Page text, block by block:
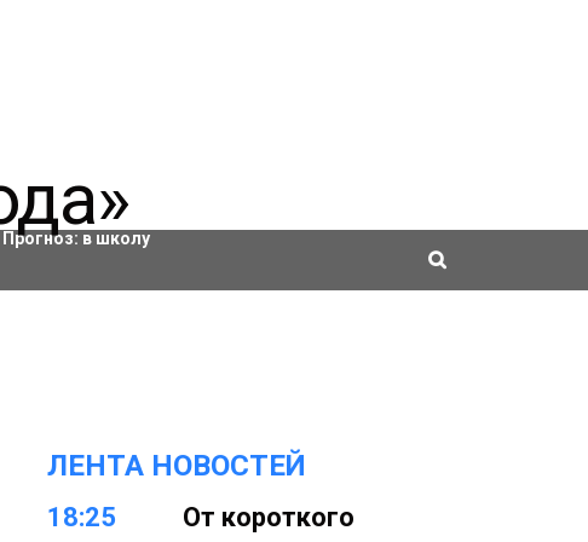
Актировки
Прогноз: в школу
ЛЕНТА НОВОСТЕЙ
18:25
От короткого